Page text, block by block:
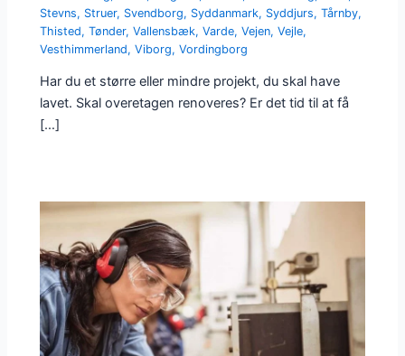
Stevns, Struer, Svendborg, Syddanmark, Syddjurs,Tårnby,
Thisted,Tønder,Vallensbæk,Varde,Vejen,Vejle,
Vesthimmerland,Viborg,Vordingborg
Har du et større eller mindre projekt, du skal have
lavet. Skal overetagen renoveres? Er det tid til at få
[…]